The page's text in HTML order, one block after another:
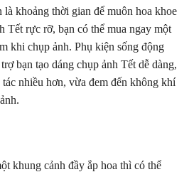
khoảng thời gian để muôn hoa khoe
Tết rực rỡ, bạn có thể mua ngay một
khi chụp ảnh. Phụ kiện sống động
bạn tạo dáng chụp ảnh Tết dễ dàng,
nhiều hơn, vừa đem đến không khí
khung cảnh đầy ắp hoa thì có thể